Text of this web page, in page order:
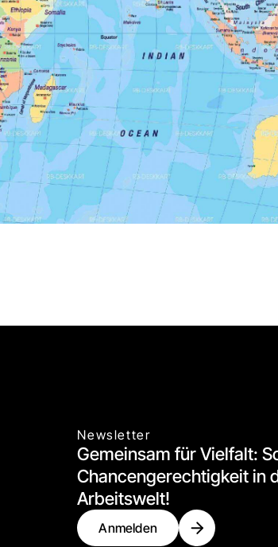
Newsletter
Gemeinsam für Vielfalt:
Chancengerechtigkeit in
Arbeitswelt!
Anmelden